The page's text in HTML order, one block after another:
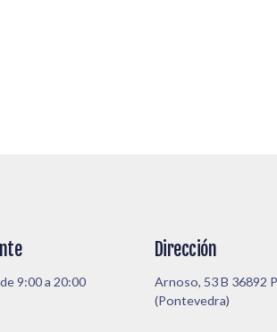
9:00 a 20:00
Dirección
Arnoso, 53 B 36892
(Pontevedra)